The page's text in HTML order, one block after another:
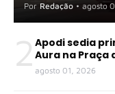
Por Redação • agosto
2 Apodi sedia
Aura na Praça
agosto 01, 2026